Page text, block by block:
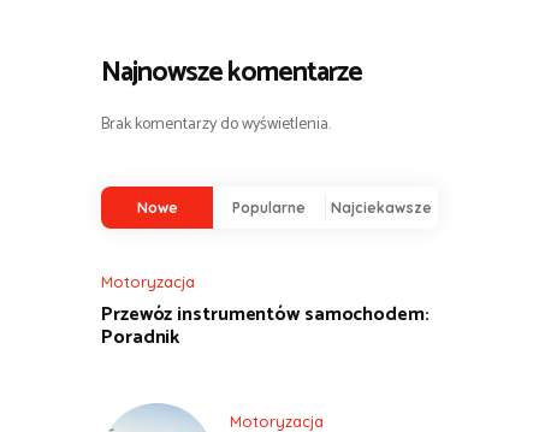
Najnowsze komentarze
Brak komentarzy do wyświetlenia.
Nowe Popularne Najciekawsze
Motoryzacja
Przewóz instrumentów samochodem:
Poradnik
Motoryzacja